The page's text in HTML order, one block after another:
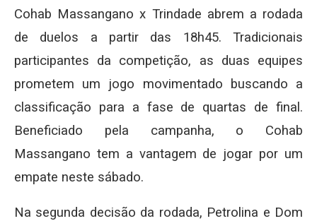
Cohab Massangano x Trindade abrem a rodada
de duelos a partir das 18h45. Tradicionais
participantes da competição, as duas equipes
prometem um jogo movimentado buscando a
classificação para a fase de quartas de final.
Beneficiado pela campanha, o Cohab
Massangano tem a vantagem de jogar por um
empate neste sábado.
Na segunda decisão da rodada, Petrolina e Dom